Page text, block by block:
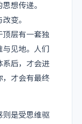
想传递。
变。
层有一套独
见地。人们
系后，才会进
，才会有最终
则是受思维驱